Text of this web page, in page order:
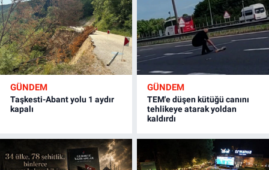
GÜNDEM
Taşkesti-Abant yolu 1 aydır
kapalı
GÜNDEM
TEM'e düşen kütüğü canını
tehlikeye atarak yoldan
kaldırdı